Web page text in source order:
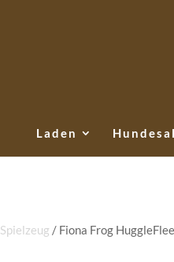
Laden
Spielzeug / Fiona Frog